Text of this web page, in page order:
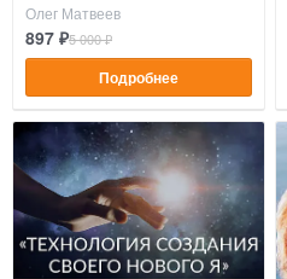
Олег Матвеев
897 ₽5 000 ₽
Подробнее